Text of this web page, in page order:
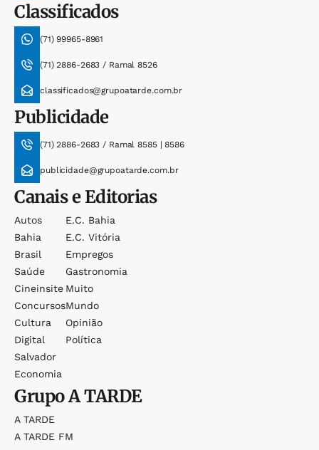
Classificados
(71) 99965-8961
(71) 2886-2683 / Ramal 8526
classificados@grupoatarde.com.br
Publicidade
(71) 2886-2683 / Ramal 8585 | 8586
publicidade@grupoatarde.com.br
Canais e Editorias
Autos
Bahia
Brasil
Saúde
Cineinsite
Concursos
Cultura
Digital
Salvador
Economia
E.c. Bahia
E.c. Vitória
Empregos
Gastronomia
Muito
Mundo
Opinião
Política
GrupoA TARDE
A TARDE
A TARDE FM